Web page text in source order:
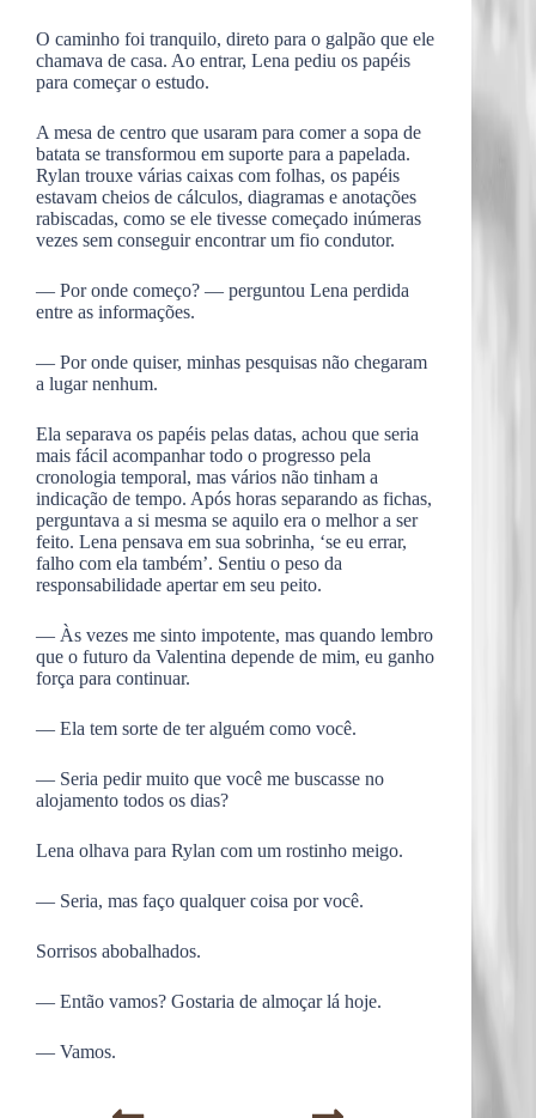
O caminho foi tranquilo, direto para o galpão que ele
chamava de casa. Ao entrar, Lena pediu os papéis
para começar o estudo.
A mesa de centro que usaram para comer a sopa de
batata se transformou em suporte para a papelada.
Rylan trouxe várias caixas com folhas, os papéis
estavam cheios de cálculos, diagramas e anotações
rabiscadas, como se ele tivesse começado inúmeras
vezes sem conseguir encontrar um fio condutor.
— Por onde começo? — perguntou Lena perdida
entre as informações.
— Por onde quiser, minhas pesquisas não chegaram
a lugar nenhum.
Ela separava os papéis pelas datas, achou que seria
mais fácil acompanhar todo o progresso pela
cronologia temporal, mas vários não tinham a
indicação de tempo. Após horas separando as fichas,
perguntava a si mesma se aquilo era o melhor a ser
feito. Lena pensava em sua sobrinha, ‘se eu errar,
falho com ela também’. Sentiu o peso da
responsabilidade apertar em seu peito.
— Às vezes me sinto impotente, mas quando lembro
que o futuro da Valentina depende de mim, eu ganho
força para continuar.
— Ela tem sorte de ter alguém como você.
— Seria pedir muito que você me buscasse no
alojamento todos os dias?
Lena olhava para Rylan com um rostinho meigo.
— Seria, mas faço qualquer coisa por você.
Sorrisos abobalhados.
— Então vamos? Gostaria de almoçar lá hoje.
— Vamos.